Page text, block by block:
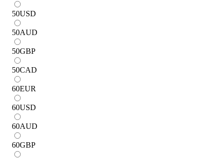
50USD
50AUD
50GBP
50CAD
60EUR
60USD
60AUD
60GBP